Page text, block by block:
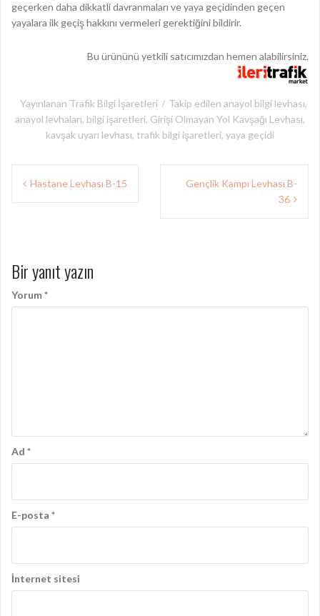
geçerken daha dikkatli davranmaları ve yaya geçidinden geçen
yayalara ilk geçiş hakkını vermeleri gerektiğini bildirir.
Bu ürününü yetkili satıcımızdan hemen alabilirsiniz.
Yayınlanan Trafik Bilgi İşaretleri Takip edilen anayol bilgi levhası,
anayol levhaları, bilgi işaretleri, Girişi Olmayan Yol Kavşağı Levhası,
kavşak uyarı levhası, trafik bilgi işaretleri, yaya geçidi
YazıHastane Levhası B-15
Gençlik Kampı Levhası B-
36
Bir yanıt yazın
Yorum*
Ad *
E-posta *
İnternet sitesi